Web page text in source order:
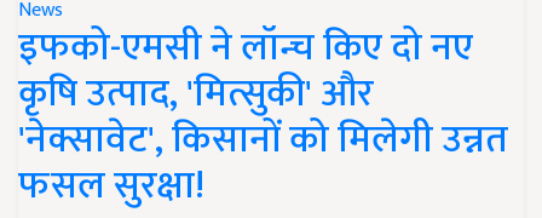
News
इफको-एमसी ने लॉन्च किए दो नए
कृषि उत्पाद, 'मित्सुकी' और
'नेक्सावेट', किसानों को मिलेगी उन्नत
फसल सुरक्षा!